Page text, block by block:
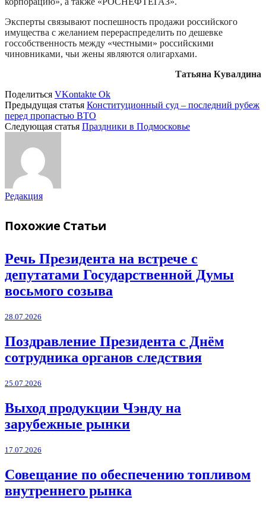
Эксперты связывают поспешность продажи российского
имущества с желанием перераспределить по дешевке
госсобственность между «честными» российскими
чиновниками, чьи жены являются олигархами.
Татьяна Кувалдина
Поделиться VKontakte Ok
Предыдущая статья Конституционный суд – последний рубеж
перед пропастью ВТО
Следующая статья Праздники в Подмосковье
Редакция
Похожие Статьи
Речь Президента на встрече с
депутатами Государственной Думы
восьмого созыва
28.07.2026
Поздравление Президента с Днём
сотрудника органов следствия
25.07.2026
Выход продукции Чэнду на
зарубежные рынки
17.07.2026
Совещание по обеспечению топливом
внутреннего рынка